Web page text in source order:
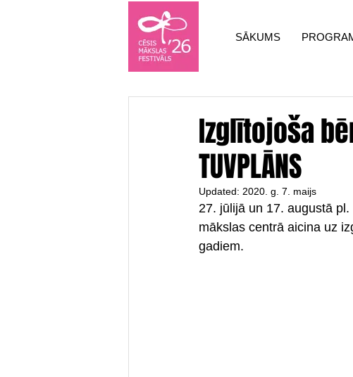
SĀKUMS
Izglītojoša
TUVPLĀNS
Updated: 2020. g. 7. maijs
27. jūlijā un 17. augustā
mākslas centrā aicina uz
gadiem.